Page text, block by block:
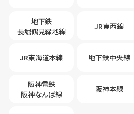
地下鉄
長堀鶴見緑地線
JR東西線
JR東海道本線 地下鉄中央線
阪神電鉄
阪神なんば線
阪神本線